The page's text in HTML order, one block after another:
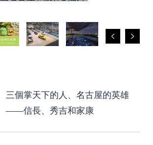
三個掌天下的人、名古屋的英雄
——信長、秀吉和家康